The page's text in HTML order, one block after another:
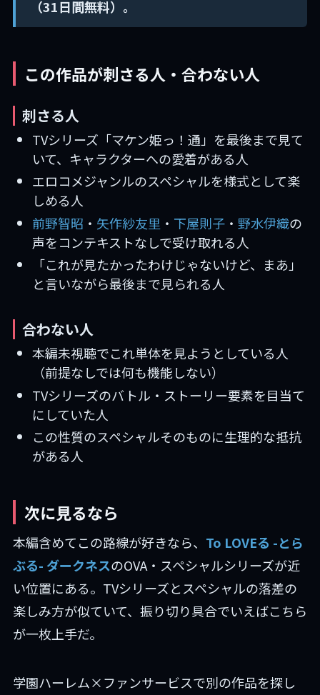
（31日間無料）。
この作品が刺さる人・合わない人
刺さる人
TVシリーズ「マケン姫っ！通」を最後まで見て
いて、キャラクターへの愛着がある人
エロコメジャンルのスペシャルを様式として楽
しめる人
前野智昭 ・ 矢作紗友里 ・ 下屋則子・ 野水伊織の
声をコンテキストなしで受け取れる人
「これが見たかったわけじゃないけど、まあ」
と言いながら最後まで見られる人
合わない人
本編未視聴でこれ単体を見ようとしている人
（前提なしでは何も機能しない）
TVシリーズのバトル・ストーリー要素を目当て
にしていた人
この性質のスペシャルそのものに生理的な抵抗
がある人
次に見るなら
本編含めてこの路線が好きなら、 To LOVEる -とら
ぶる- ダークネスのOVA・スペシャルシリーズが近
い位置にある。TVシリーズとスペシャルの落差の
楽しみ方が似ていて、振り切り具合でいえばこちら
が一枚上手だ。
学園ハーレム×ファンサービスで別の作品を探し